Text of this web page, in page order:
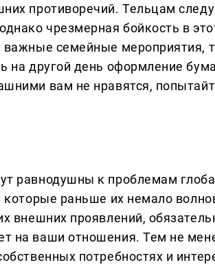
противоречий. Тельцам
чрезмерная бойкость в
важные семейные мероприятия,
на другой день оформление
вам не нравятся,
равнодушны к проблемам
которые раньше их немало
внешних проявлений,
на ваши отношения. Тем не
потребностях и